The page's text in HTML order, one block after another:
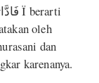
oleh
dan
karenanya.